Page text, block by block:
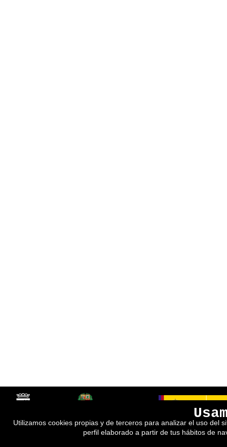
Utilizamos cookies propias y de terceros para analizar el uso del
perfil elaborado a partir de tus hábitos de